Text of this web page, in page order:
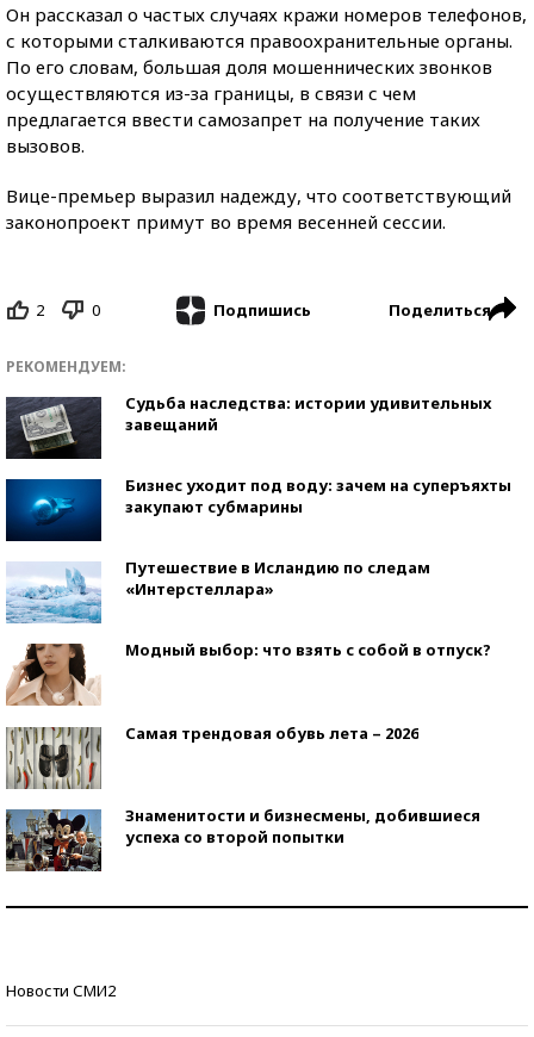
Он рассказал о частых случаях кражи номеров телефонов,
с которыми сталкиваются правоохранительные органы.
По его словам, большая доля мошеннических звонков
осуществляются из-за границы, в связи с чем
предлагается ввести самозапрет на получение таких
вызовов.
Вице-премьер выразил надежду, что соответствующий
законопроект примут во время весенней сессии.
2 0 Подпишись Поделиться
РЕКОМЕНДУЕМ:
Судьба наследства: истории удивительных
завещаний
Бизнес уходит под воду: зачем на суперъяхты
закупают субмарины
Путешествие в Исландию по следам
«Интерстеллара»
Модный выбор: что взять с собой в отпуск?
Самая трендовая обувь лета – 2026
Знаменитости и бизнесмены, добившиеся
успеха со второй попытки
Новости СМИ2